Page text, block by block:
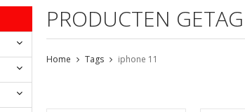
PRODUCTEN
Home Tags iphone 11